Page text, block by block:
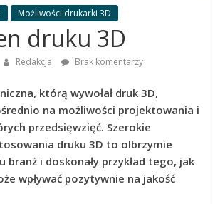
Możliwości drukarki 3D
druku 3D
Redakcja Brak komentarzy
którą wywołał druk 3D,
na możliwości projektowania i
przedsięwzięć. Szerokie
druku 3D to olbrzymie
branż i doskonały przykład tego, jak
wpływać pozytywnie na jakość